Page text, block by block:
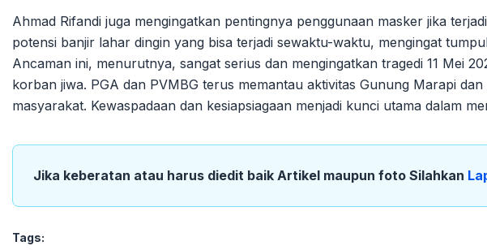
Ahmad Rifandi juga mengingatkan pentingnya penggunaan masker jika
potensi banjir lahar dingin yang bisa terjadi sewaktu-waktu, mengingat
Ancaman ini, menurutnya, sangat serius dan mengingatkan tragedi 11 Mei
korban jiwa. PGA dan PVMBG terus memantau aktivitas Gunung Marapi
masyarakat. Kewaspadaan dan kesiapsiagaan menjadi kunci utama dalam
Jika keberatan atau harus diedit baik Artikel maupun foto Silahkan
Tags: